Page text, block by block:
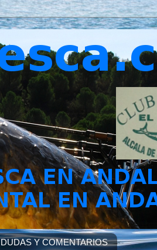
DUDAS Y COMENTARIOS